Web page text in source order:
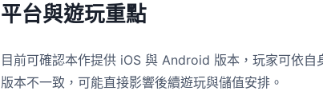
平台與遊玩重點
目前可確認本作提供 iOS 與 Android 版本，玩家可依
版本不一致，可能直接影響後續遊玩與儲值安排。